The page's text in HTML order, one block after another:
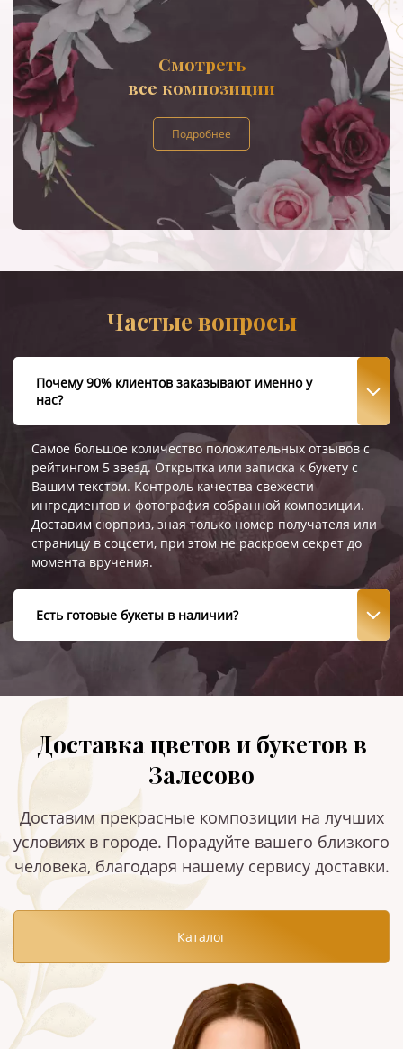
Смотреть
все композиции
Подробнее
Частые вопросы
Почему 90% клиентов заказывают именно у
нас?
Самое большое количество положительных отзывов с
рейтингом 5 звезд. Открытка или записка к букету с
Вашим текстом. Контроль качества свежести
ингредиентов и фотография собранной композиции.
Доставим сюрприз, зная только номер получателя или
страницу в соцсети, при этом не раскроем секрет до
момента вручения.
Есть готовые букеты в наличии?
Доставка цветов и букетов в
Залесово
Доставим прекрасные композиции на лучших
условиях в городе. Порадуйте вашего близкого
человека, благодаря нашему сервису доставки.
Каталог